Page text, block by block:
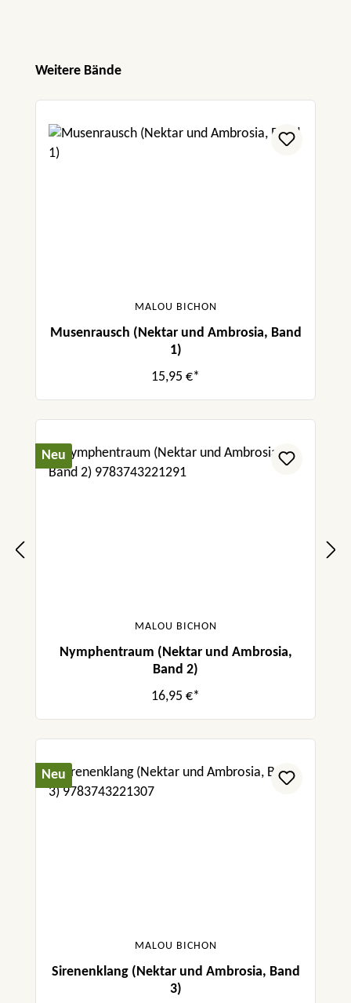
Produktgalerie überspringen
Weitere Bände
MALOU BICHON
Musenrausch (Nektar und Ambrosia, Band
1)
15,95 €*
Neu
MALOU BICHON
Nymphentraum (Nektar und Ambrosia,
Band 2)
16,95 €*
Neu
MALOU BICHON
Sirenenklang (Nektar und Ambrosia, Band
3)